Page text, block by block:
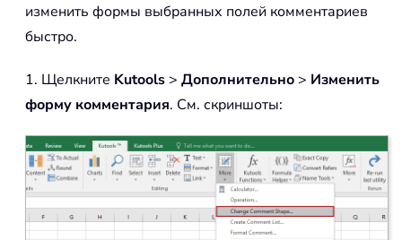
изменить формы выбранных полей комментариев
быстро.
1. Щелкните Kutools > Дополнительно > Изменить
форму комментария. См. скриншоты: